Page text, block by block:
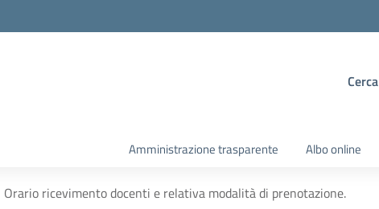
Cerca
Amministrazione trasparente Albo online
Orario ricevimento docenti e relativa modalità di prenotazione.